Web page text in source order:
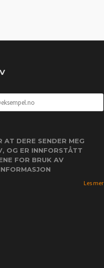
AT DERE SENDER MEG
OG ER INNFORSTÅTT
FOR BRUK AV
Les mer